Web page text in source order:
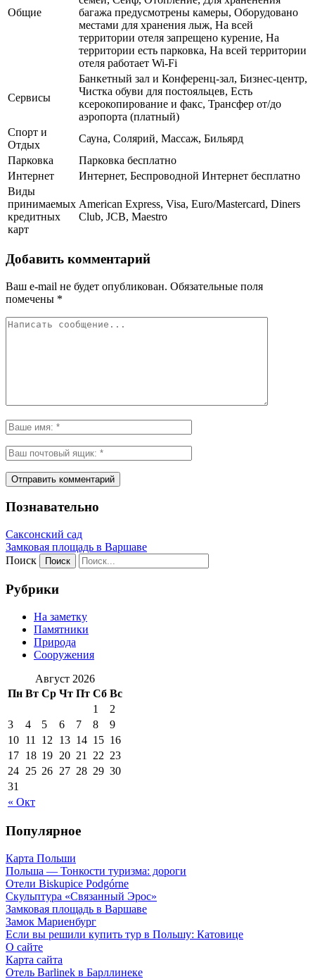
Общие
багажа предусмотрены камеры, Оборудовано
местами для хранения лыж, На всей
территории отеля запрещено курение, На
территории есть парковка, На всей территории
отеля работает Wi-Fi
Сервисы
Банкетный зал и Конференц-зал, Бизнес-центр,
Чистка обуви для постояльцев, Есть
ксерокопирование и факс, Трансфер от/до
аэропорта (платный)
Спорт и
Отдых
Сауна, Солярий, Массаж, Бильярд
Парковка
Парковка бесплатно
Интернет
Интернет, Беспроводной Интернет бесплатно
Виды
принимаемых
кредитных
карт
American Express, Visa, Euro/Mastercard, Diners
Club, JCB, Maestro
Добавить комментарий
Ваш e-mail не будет опубликован. Обязательные поля
помечены *
Познавательно
Саксонский сад
Замковая площадь в Варшаве
Поиск
Рубрики
На заметку
Памятники
Природа
Сооружения
Август 2026
Пн Вт Ср Чт Пт Сб Вс
« Окт
1
2
3
4 5 6 7 8
9
10 11 12 13 14 15 16
17 18 19 20 21 22 23
24 25 26 27 28 29 30
31
Популярное
Карта Польши
Польша — Тонкости туризма: дороги
Отели Biskupice Podgórne
Скульптура «Связанный Эрос»
Замковая площадь в Варшаве
Замок Мариенбург
Если вы решили купить тур в Польшу: Катовице
О сайте
Карта сайта
Отель Barlinek в Барллинеке